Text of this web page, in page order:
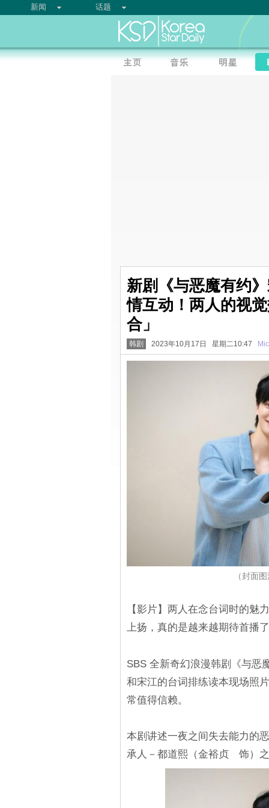
新闻 话题
新剧《与恶魔有约
情互动！两人的视
合」
韩剧 2023年10月17日 星期二10:47
（封面
【影片】两人在念台词时的魅
上扬，真的是越来越期待首播
SBS 全新奇幻浪漫韩剧《与恶
和宋江的台词排练读本现场照
常值得信赖。
本剧讲述一夜之间失去能力的
承人－都道熙（金裕贞 饰）